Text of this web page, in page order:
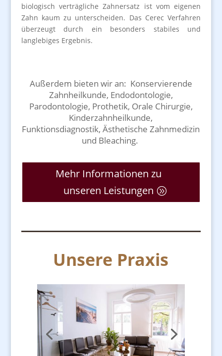
biologisch verträgliche Zahnersatz ist vom eigenen
Zahn kaum zu unterscheiden. Das Cerec Verfahren
überzeugt durch ein besonders stabiles und
langlebiges Ergebnis.
Außerdem bieten wir an: Konservierende
Zahnheilkunde, Endodontologie,
Parodontologie, Prothetik, Orale Chirurgie,
Kinderzahnheilkunde,
Funktionsdiagnostik,Ästhetische Zahnmedizin
und Bleaching.
Mehr Informationen zu
unseren Leistungen
Unsere Praxis